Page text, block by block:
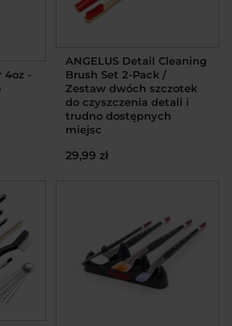
4oz -
ANGELUS Detail Cleaning
Brush Set 2-Pack /
Zestaw dwóch szczotek
do czyszczenia detali i
trudno dostępnych
miejsc
29,99 zł